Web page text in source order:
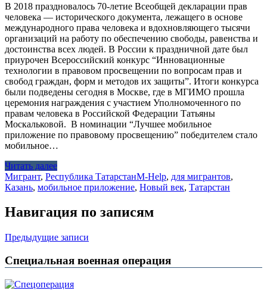
В 2018 праздновалось 70-летие Всеобщей декларации прав
человека — исторического документа, лежащего в основе
международного права человека и вдохновляющего тысячи
организаций на работу по обеспечению свободы, равенства и
достоинства всех людей. В России к праздничной дате был
приурочен Всероссийский конкурс “Инновационные
технологии в правовом просвещении по вопросам прав и
свобод граждан, форм и методов их защиты”. Итоги конкурса
были подведены сегодня в Москве, где в МГИМО прошла
церемония награждения с участием Уполномоченного по
правам человека в Российской Федерации Татьяны
Москальковой. В номинации “Лучшее мобильное
приложение по правовому просвещению” победителем стало
мобильное…
Читать далее
Мигрант, Республика ТатарстанM-Help, для мигрантов,
Казань, мобильное приложение, Новый век, Татарстан
Навигация по записям
Предыдущие записи
Специальная военная операция